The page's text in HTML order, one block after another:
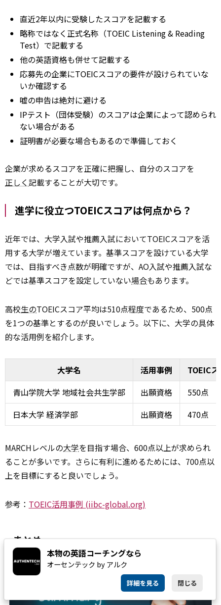
直近2年以内に受験したスコアを記載する
略称ではなく正式名称（TOEIC Listening & Reading
Test）で記載する
他の英語資格も併せて記載する
応募先の企業にTOEICスコアの要件が設けられていな
いか確認する
嘘の申告は絶対に避ける
IPテスト（団体受験）のスコアは企業によって認められ
ない場合がある
証明書が必要な場合もあるので準備しておく
企業が求めるスコアを正確に把握し、自分のスコアを
正しく記載することが大切です。
進学に役立つTOEICスコアは何点から？
近年では、大学入試や推薦入試においてTOEICスコアを活
用する大学が増えています。基準スコアを設けている大学
では、目指すべき点数が明確ですが、AO入試や推薦入試な
どでは基準スコアを設定していない場合もあります。
高校生のTOEICスコア平均は510点程度であるため、500点
を1つの基準とするのが良いでしょう。以下に、大学の具体
的な活用例を紹介します。
大学名 活用事例
TOEIC
青山学院大学 地域社会共生学部
出願資格
550点
日本大学 経済学部
出願資格 470点
MARCHレベルの大学を目指す場合、600点以上が求められ
ることが多いです。さらに有利に進めるためには、700点以
上を目標にすると良いでしょう。
参考： TOEIC活用事例 (iibc-global.org)
まとめ
本物の英語コーチングなら
オーセンテック by アルク
詳細を見る 閉じる